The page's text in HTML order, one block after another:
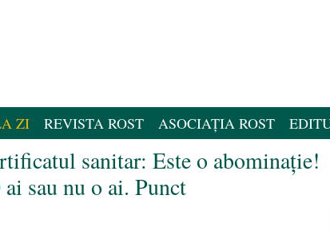
ZI REVISTA ROST ASOCIAȚIA ROST
sanitar: Este o abominaţie!
sau nu o ai. Punct